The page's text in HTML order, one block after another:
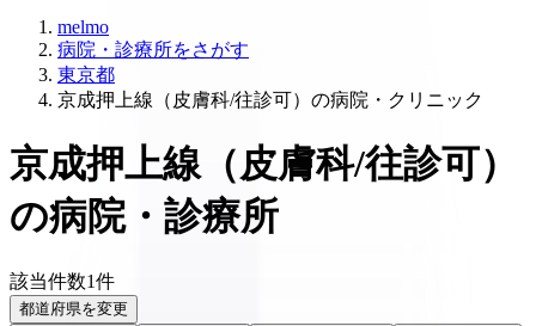
melmo
病院・診療所をさがす
東京都
京成押上線（皮膚科/往診可）の病院・クリニック
京成押上線（皮膚科/往診可）
の病院・診療所
該当件数1件
都道府県を変更